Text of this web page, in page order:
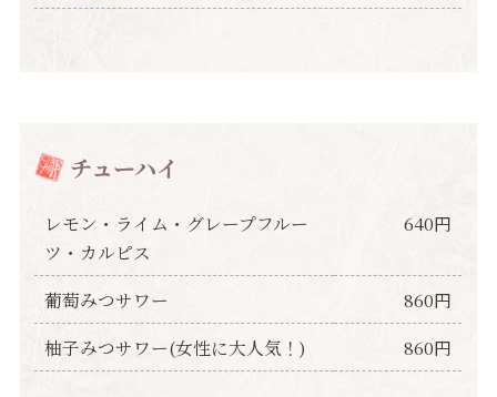
チューハイ
レモン・ライム・グレープフルー
ツ・カルピス
640円
葡萄みつサワー
860円
柚子みつサワー(女性に大人気！)
860円